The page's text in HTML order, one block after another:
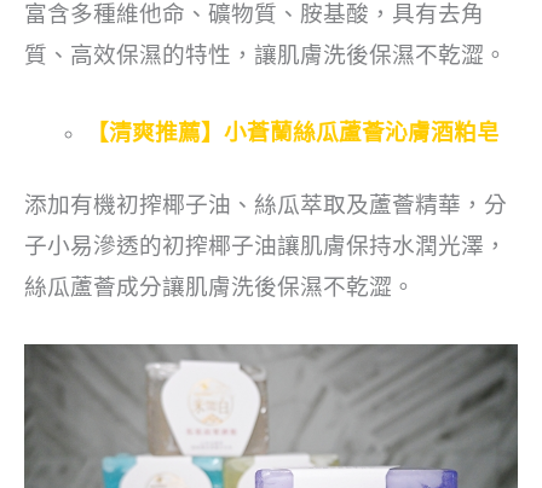
富含多種維他命、礦物質、胺基酸，具有去角
質、高效保濕的特性，讓肌膚洗後保濕不乾澀。
【清爽推薦】小蒼蘭絲瓜蘆薈沁膚酒粕皂
添加有機初搾椰子油、絲瓜萃取及蘆薈精華，分
子小易滲透的初搾椰子油讓肌膚保持水潤光澤，
絲瓜蘆薈成分讓肌膚洗後保濕不乾澀。